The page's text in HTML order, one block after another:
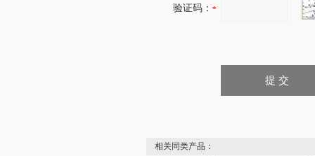
验证码：
相关同类产品：